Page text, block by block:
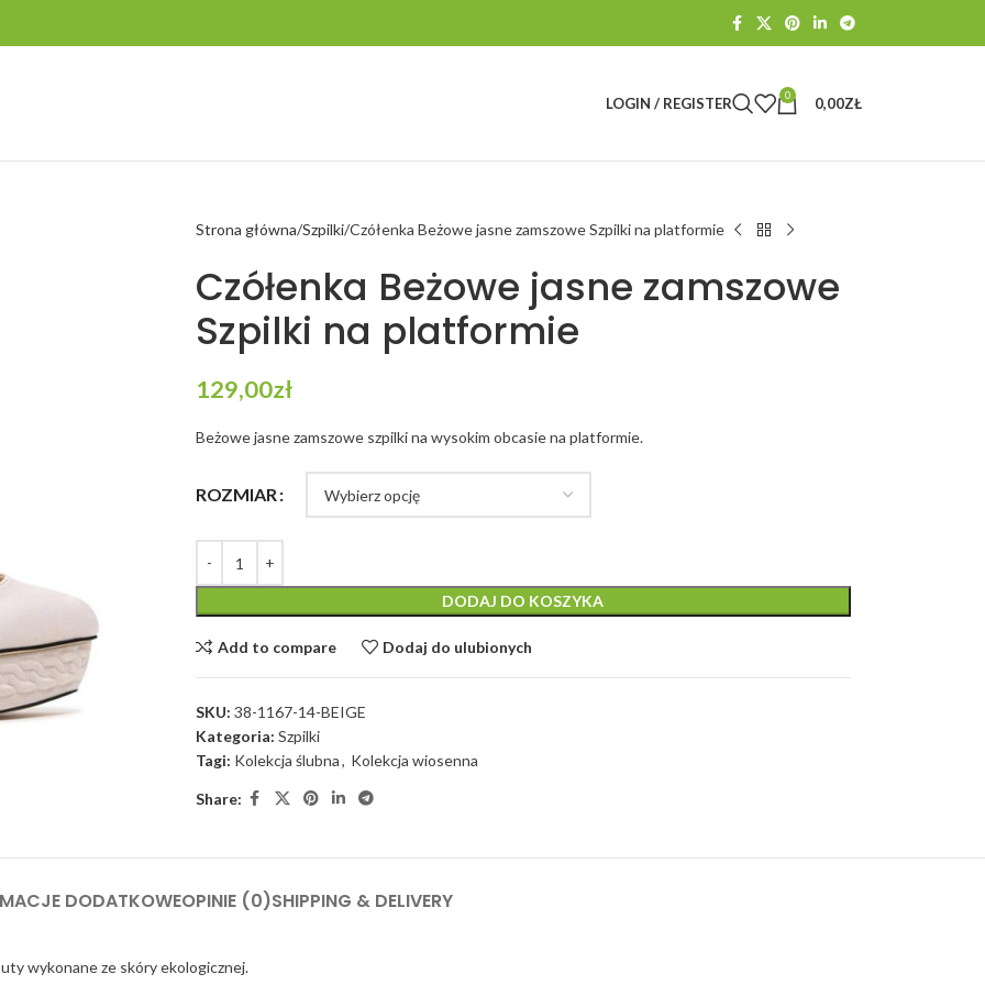
LOGIN / REGISTER 0 0,00ZŁ
Strona główna Szpilki Czółenka Beżowe jasne zamszowe Szpilki na platformie
Czółenka Beżowe jasne zamszowe
Szpilki na platformie
129,00zł
Beżowe jasne zamszowe szpilki na wysokim obcasie na platformie.
ROZMIAR
DODAJ DO KOSZYKA
Add to compare Dodaj do ulubionych
SKU: 38-1167-14-BEIGE
Kategoria: Szpilki
Tagi: Kolekcja ślubna, Kolekcja wiosenna
Share:
DODATKOWEOPINIE (0)SHIPPING & DELIVERY
wykonane ze skóry ekologicznej.